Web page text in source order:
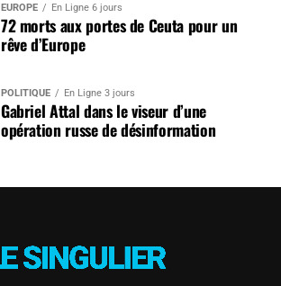
EUROPE En Ligne 6 jours
72 morts aux portes de Ceuta pour un
rêve d’Europe
POLITIQUE En Ligne 3 jours
Gabriel Attal dans le viseur d’une
opération russe de désinformation